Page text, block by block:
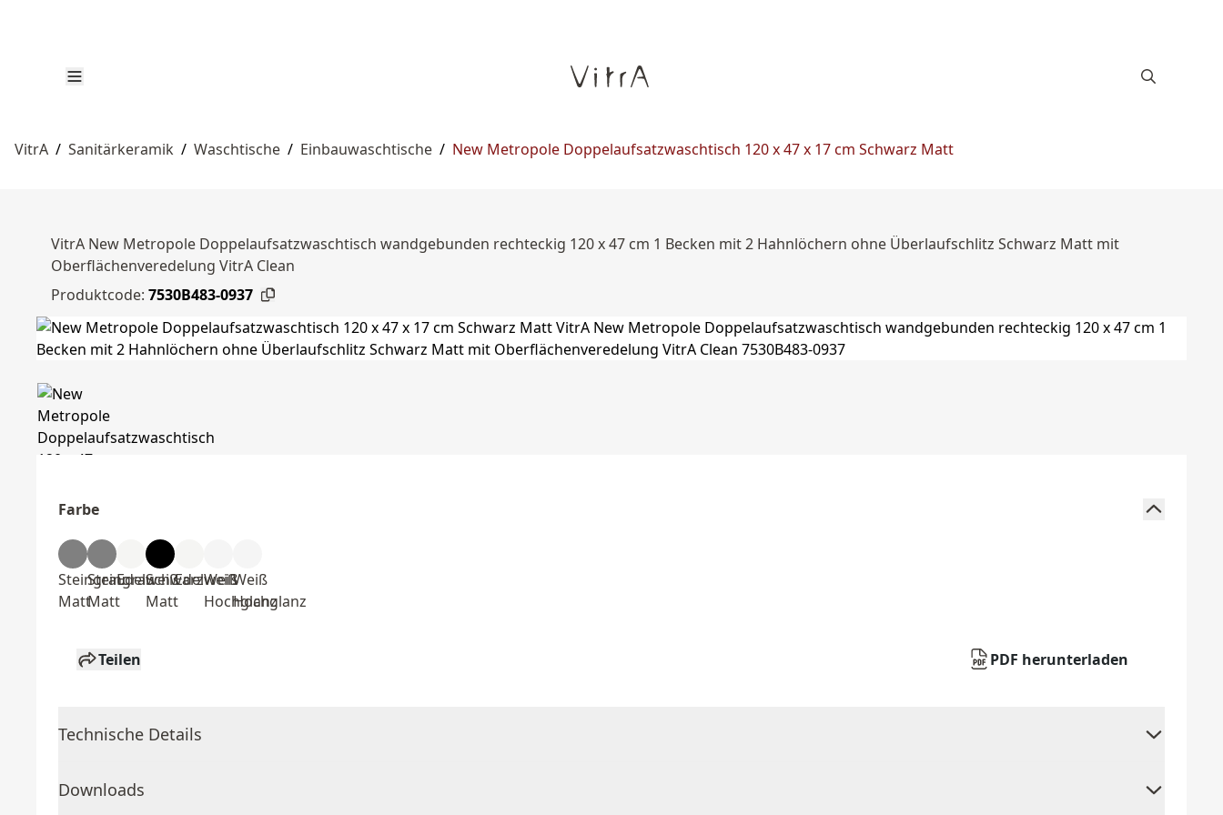
VitrA / Sanitärkeramik / Waschtische / Einbauwaschtische / New Metropole Doppelaufsatzwaschtisch 120 x 47 x 17 cm Schwarz Matt
VitrA New Metropole Doppelaufsatzwaschtisch wandgebunden rechteckig 120 x 47 cm 1 Becken mit 2 Hahnlöchern ohne Überlaufschlitz Schwarz Matt mit
Oberflächenveredelung VitrA Clean
Produktcode: 7530B483-0937
Farbe
Steingrau
Matt
Steingrau
Matt
Edelweiß
Schwarz
Matt
Edelweiß
Weiß
Hochglanz
Weiß
Hochglanz
Teilen PDF herunterladen
Technische Details
Downloads